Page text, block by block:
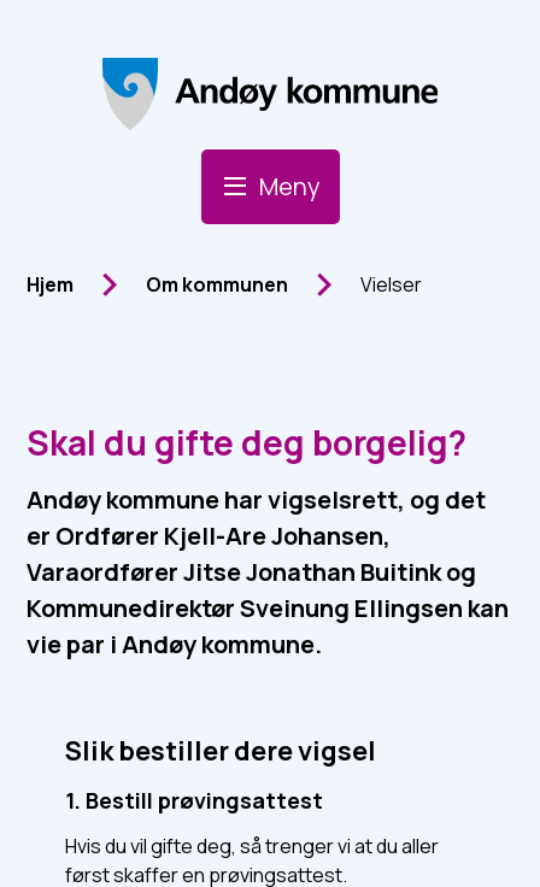
Andøy Kommune
Meny
Du er her:
Hjem Om kommunen Vielser
Skal du gifte deg borgelig?
Andøy kommune har vigselsrett, og det
er Ordfører Kjell-Are Johansen,
Varaordfører Jitse Jonathan Buitink og
Kommunedirektør Sveinung Ellingsen kan
vie par i Andøy kommune.
Slik bestiller dere vigsel
1. Bestill prøvingsattest
Hvis du vil gifte deg, så trenger vi at du aller
først skaffer en prøvingsattest.